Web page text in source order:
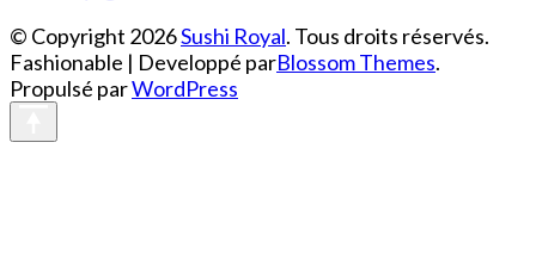
© Copyright 2026Sushi Royal. Tous droits réservés.
Fashionable | Developpé parBlossom Themes.
Propulsé parWordPress